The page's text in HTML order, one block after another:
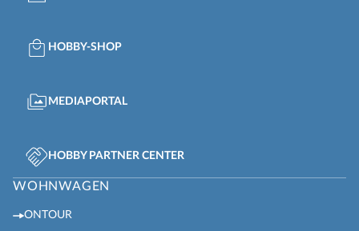
HOBBY-SHOP
MEDIAPORTAL
HOBBY PARTNER CENTER
WOHNWAGEN
ONTOUR